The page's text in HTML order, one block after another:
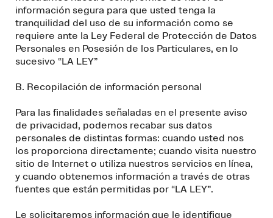
información segura para que usted tenga la
tranquilidad del uso de su información como se
requiere ante la Ley Federal de Protección de Datos
Personales en Posesión de los Particulares, en lo
sucesivo “LA LEY”
B. Recopilación de información personal
Para las finalidades señaladas en el presente aviso
de privacidad, podemos recabar sus datos
personales de distintas formas: cuando usted nos
los proporciona directamente; cuando visita nuestro
sitio de Internet o utiliza nuestros servicios en línea,
y cuando obtenemos información a través de otras
fuentes que están permitidas por “LA LEY”.
Le solicitaremos información que le identifique